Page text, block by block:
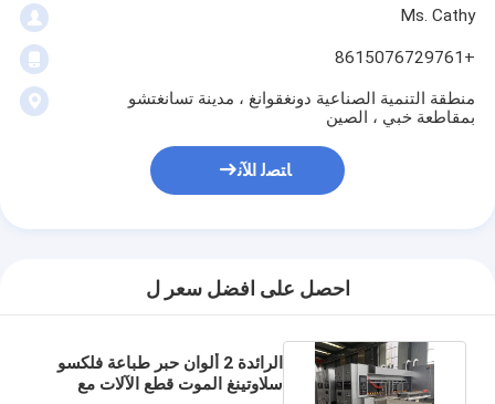
Ms. Cathy
+8615076729761
منطقة التنمية الصناعية دونغقوانغ ، مدينة تسانغتشو
بمقاطعة خبي ، الصين
ﺎﺘﺼﻟ ﺍﻶﻧ
احصل على افضل سعر ل
الرائدة 2 ألوان حبر طباعة فلكسو
سلاوتينغ الموت قطع الآلات مع